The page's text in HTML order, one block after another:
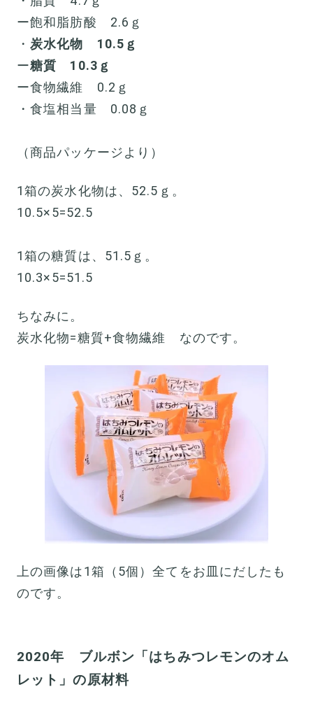
ー飽和脂肪酸 2.6ｇ
・炭水化物 10.5ｇ
ー糖質 10.3ｇ
ー食物繊維 0.2ｇ
・食塩相当量 0.08ｇ
（商品パッケージより）
1箱の炭水化物は、52.5ｇ。
10.5×5=52.5
1箱の糖質は、51.5ｇ。
10.3×5=51.5
ちなみに。
炭水化物=糖質+食物繊維 なのです。
上の画像は1箱（5個）全てをお皿にだしたも
のです。
2020年 ブルボン「はちみつレモンのオム
レット」の原材料